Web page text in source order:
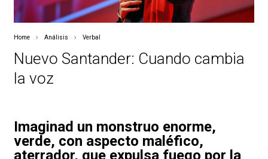
Home Análisis Verbal
Nuevo Santander: Cuando cambia
la voz
Imaginad un monstruo enorme,
verde, con aspecto maléfico,
aterrador, que expulsa fuego por la